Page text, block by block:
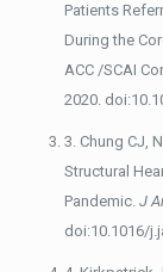
Patients
During the
ACC /SCAI
2020.
3. Chung CJ,
Structural
Pandemic.J
doi:10.1016/